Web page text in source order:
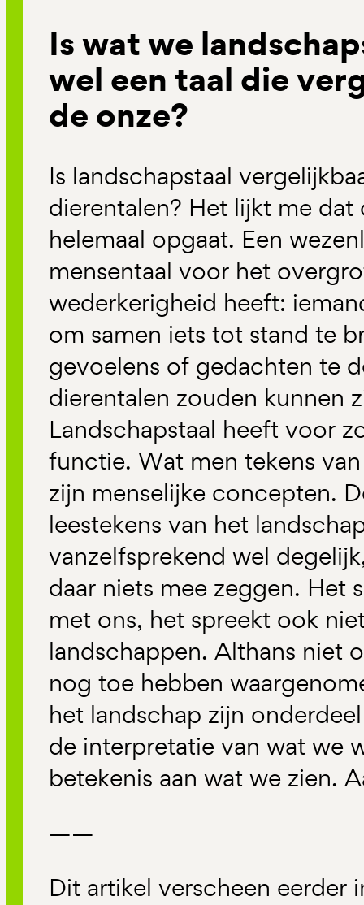
Is wat we
wel een taal die
de onze?
Is landschapstaal
dierentalen? Het lijkt me dat
helemaal opgaat. Een
mensentaal voor het
wederkerigheid heeft:
om samen iets tot stand te
gevoelens of gedachten te
dierentalen zouden kunnen
Landschapstaal heeft voor
functie. Wat men tekens
zijn menselijke concepten.
leestekens van het
vanzelfsprekend wel
daar niets mee zeggen. Het
met ons, het spreekt ook
landschappen. Althans niet
nog toe hebben
het landschap zijn
de interpretatie van wat we
betekenis aan wat we zien.
——
Dit artikel verscheen eerder